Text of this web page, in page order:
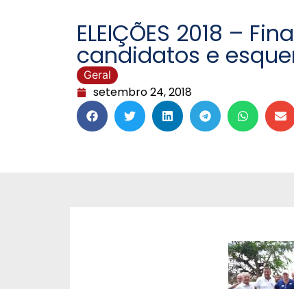
ELEIÇÕES 2018 –
candidatos e
Geral
setembro 24, 2018